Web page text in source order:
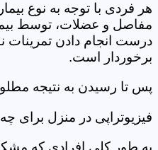
هر فردی با توجه به نوع
مفاصل و عضلات، توسط
درست انجام دادن تمرینات
برخوردار است.
پس تا رسیدن به نتیجه
فیزیوتراپی در منزل
به طور کلی افرادی که مشکل